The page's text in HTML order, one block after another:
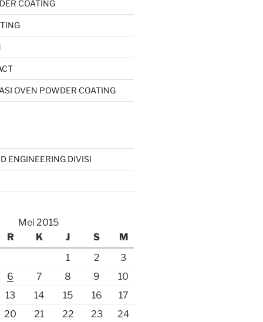
COATING
OVEN POWDER COATING
ENGINEERING DIVISI
Mei 2015
R K J S
M
1
2
3
6 7 8 9
10
13 14 15 16
17
20 21 22 23
24